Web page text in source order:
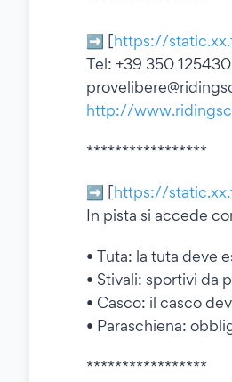
➡ [https://
Tel: +39 350
http://
*****************
➡ [https://
In pista si accede
• Tuta: la tuta deve
• Stivali: sportivi da
• Casco: il casco
• Paraschiena:
*****************